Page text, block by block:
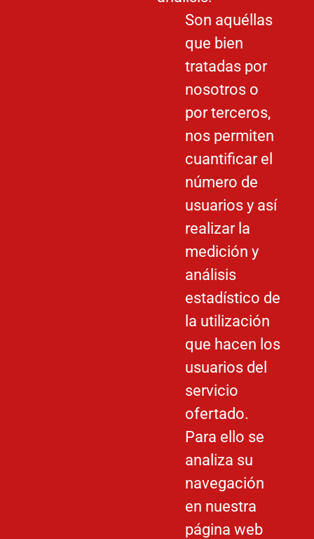
Son aquéllas
que bien
tratadas por
nosotros o
por terceros,
nos permiten
cuantificar el
número de
usuarios y así
realizar la
medición y
análisis
estadístico de
la utilización
que hacen los
usuarios del
servicio
ofertado.
Para ello se
analiza su
navegación
en nuestra
página web